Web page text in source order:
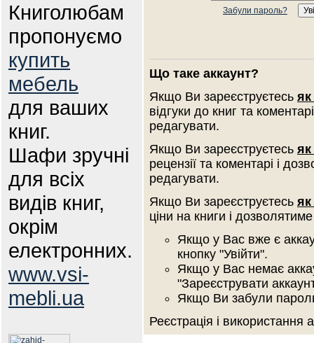
Книголюбам
пропонуємо
купить
мебель
для ваших
книг.
Шафи зручні
для всіх
видів книг,
окрім
електронних.
www.vsi-
mebli.ua
Забули пароль?
Що таке аккаунт?
Якщо Ви зареєструєтесь як
відгуки до книг та
редагувати.
Якщо Ви зареєструєтесь
рецензії та коментарі і
редагувати.
Якщо Ви зареєструєтесь як
ціни на книги і
Якщо у Вас вже є
кнопку "Увійти".
Якщо у Вас немає
"Зареєструвати
Якщо Ви забули
Реєстрація і використання